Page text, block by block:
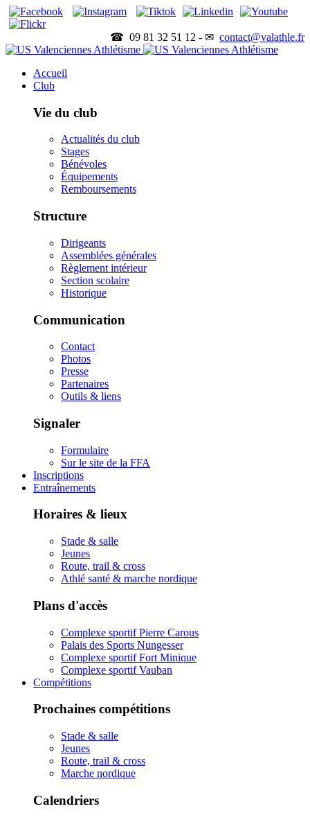
☎ 09 81 32 51 12 - ✉ contact@valathle.fr
Accueil
Club
Vie du club
Actualités du club
Stages
Bénévoles
Équipements
Remboursements
Structure
Dirigeants
Assemblées générales
Règlement intérieur
Section scolaire
Historique
Communication
Contact
Photos
Presse
Partenaires
Outils & liens
Signaler
Formulaire
Sur le site de la FFA
Inscriptions
Entraînements
Horaires & lieux
Stade & salle
Jeunes
Route, trail & cross
Athlé santé & marche nordique
Plans d'accès
Complexe sportif Pierre Carous
Palais des Sports Nungesser
Complexe sportif Fort Minique
Complexe sportif Vauban
Compétitions
Prochaines compétitions
Stade & salle
Jeunes
Route, trail & cross
Marche nordique
Calendriers